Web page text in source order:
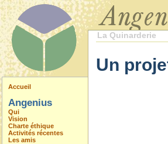
Accueil
Angenius
Qui
Vision
Charte éthique
Activités récentes
Les amis
La Quinarderie
Un